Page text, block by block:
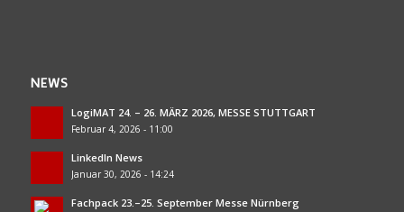
NEWS
LogiMAT 24. – 26. MÄRZ 2026, MESSE STUTTGART
Februar 4, 2026 - 11:00
LinkedIn News
Januar 30, 2026 - 14:24
Fachpack 23.–25. September Messe Nürnberg